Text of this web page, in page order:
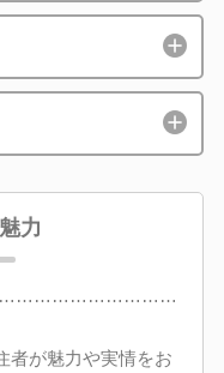
力
魅力や実情をお